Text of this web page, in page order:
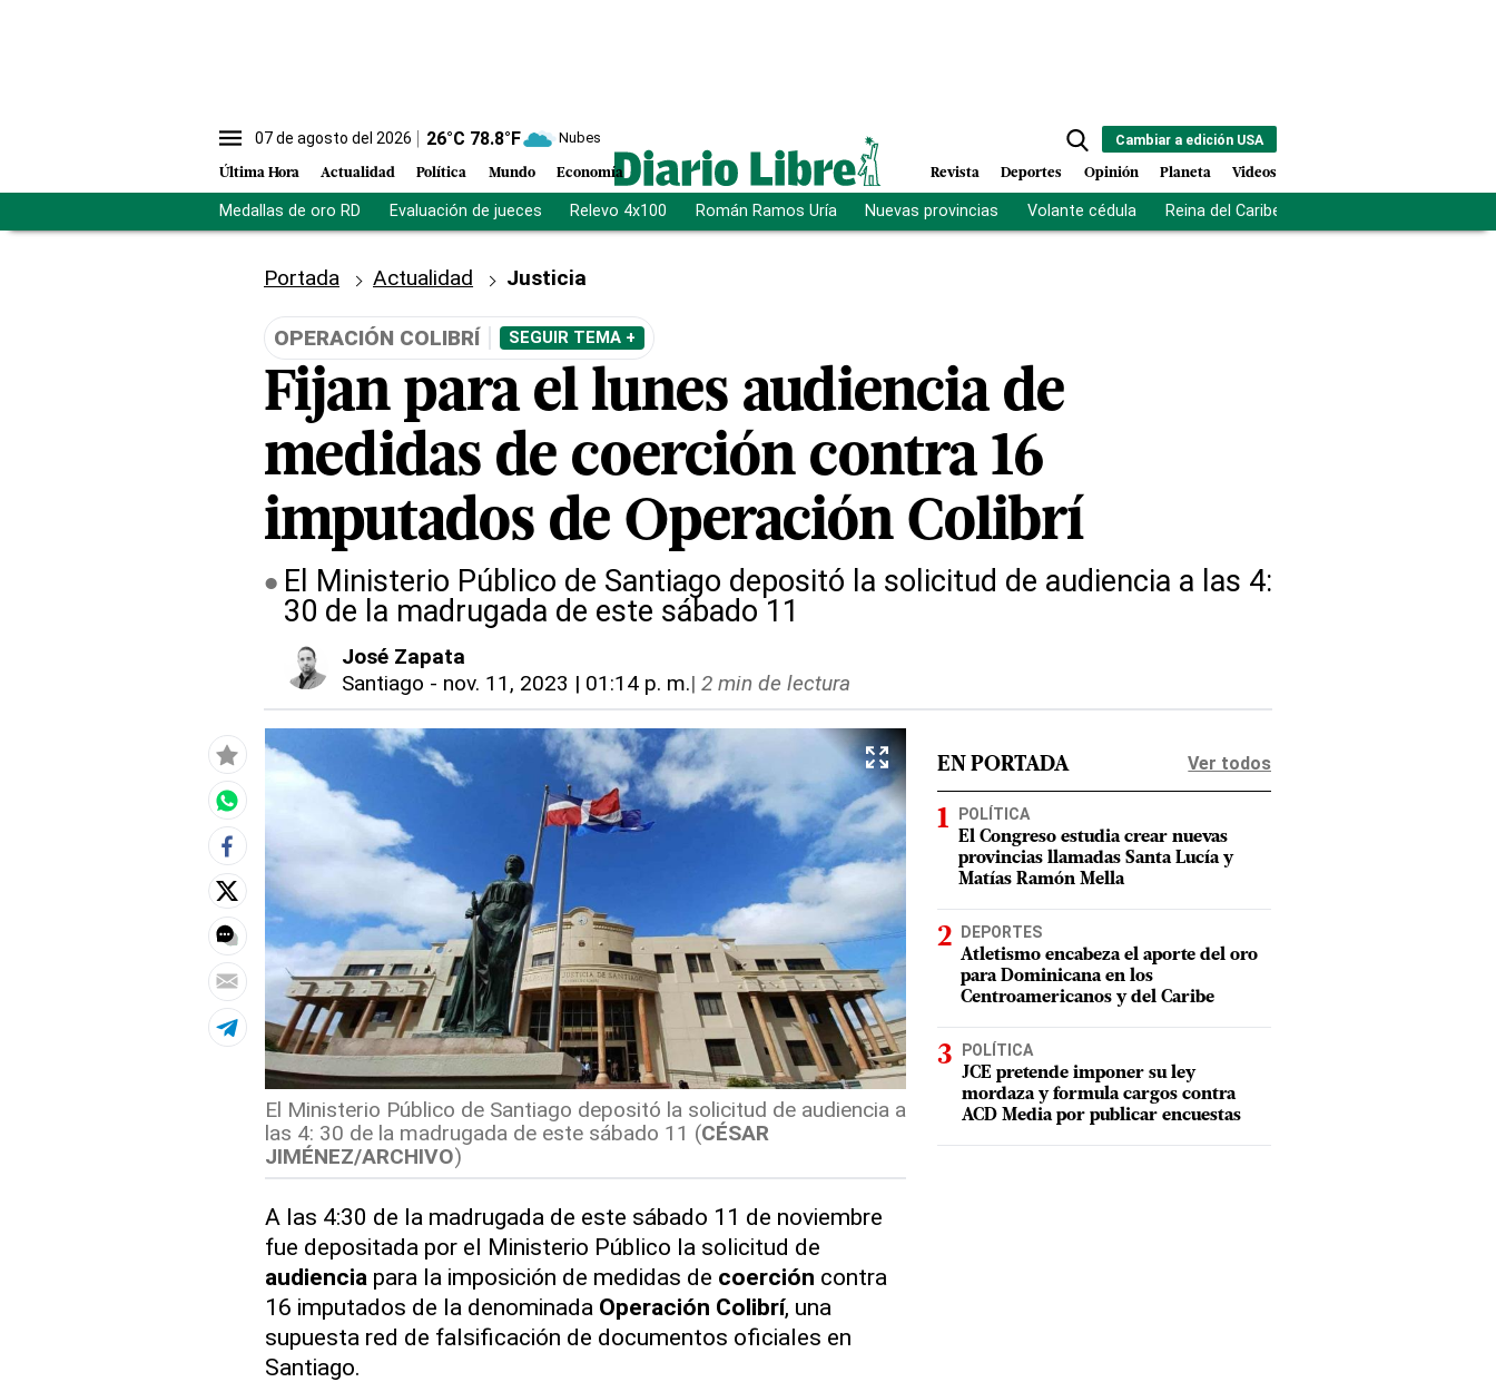
07 de agosto del 2026 26°C 78.8°F Nubes
Última Hora Actualidad Política Mundo Economía
Cambiar a edición USA
Revista Deportes Opinión Planeta Videos
Medallas de oro RD Evaluación de jueces Relevo 4x100 Román Ramos Uría Nuevas provincias Volante cédula Reina del Caribe
Portada Actualidad Justicia
OPERACIÓN COLIBRÍ SEGUIR TEMA +
Fijan para el lunes audiencia de
medidas de coerción contra 16
imputados de Operación Colibrí
El Ministerio Público de Santiago depositó la solicitud de audiencia a las 4:
30 de la madrugada de este sábado 11
José Zapata
Santiago - nov. 11, 2023 | 01:14 p. m.| 2 min de lectura
El Ministerio Público de Santiago depositó la solicitud de audiencia a
las 4: 30 de la madrugada de este sábado 11 (CÉSAR
JIMÉNEZ/ARCHIVO)
A las 4:30 de la madrugada de este sábado 11 de noviembre
fue depositada por el Ministerio Público la solicitud de
audiencia para la imposición de medidas de coerción contra
16 imputados de la denominada Operación Colibrí, una
supuesta red de falsificación de documentos oficiales en
Santiago.
EN PORTADA Ver todos
POLÍTICA
El Congreso estudia crear nuevas
provincias llamadas Santa Lucía y
Matías Ramón Mella
DEPORTES
Atletismo encabeza el aporte del oro
para Dominicana en los
Centroamericanos y del Caribe
POLÍTICA
JCE pretende imponer su ley
mordaza y formula cargos contra
ACD Media por publicar encuestas